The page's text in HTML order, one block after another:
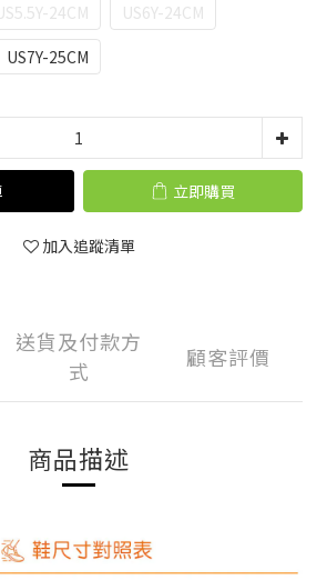
24CM
US6Y-24CM
US7Y-25CM
立即購買
加入追蹤清單
送貨及付款方
式
顧客評價
商品描述